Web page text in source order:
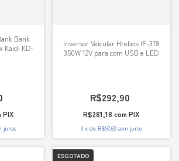
Bank
Kaidi KD-
PIX
juros
Inversor Veicular Hrebos IF-378
350W 12V para com USB e LED
R$292,90
R$281,18 com PIX
3 x de R$97,63 sem juros
ESGOTADO